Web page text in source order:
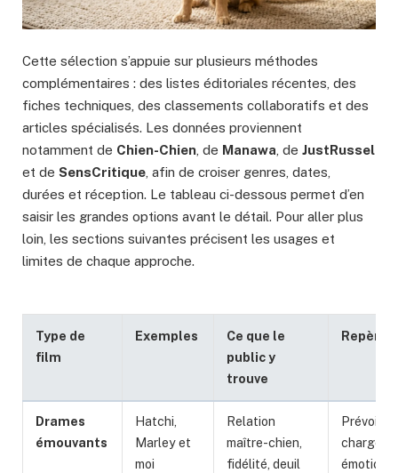
Cette sélection s’appuie sur plusieurs méthodes
complémentaires : des listes éditoriales récentes, des
fiches techniques, des classements collaboratifs et des
articles spécialisés. Les données proviennent
notamment de Chien-Chien , de Manawa , de JustRussel
et de SensCritique , afin de croiser genres, dates,
durées et réception. Le tableau ci-dessous permet d’en
saisir les grandes options avant le détail. Pour aller plus
loin, les sections suivantes précisent les usages et
limites de chaque approche.
Type de
film
Exemples
Ce que le
public y
trouve
Repère
Drames
émouvants
Hatchi,
Marley et
moi
Relation
maître-chien,
fidélité, deuil
Prévoir
charge